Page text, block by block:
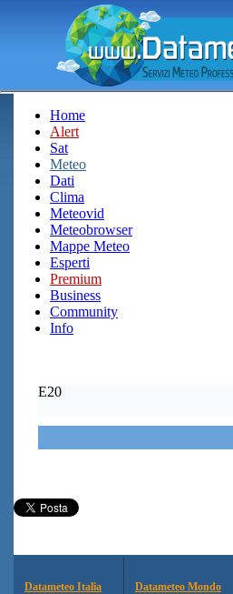
Home
Alert
Sat
Meteo
Dati
Clima
Meteovid
Meteobrowser
Mappe Meteo
Esperti
Premium
Business
Community
Info
E20
Datameteo Italia Datameteo Mondo